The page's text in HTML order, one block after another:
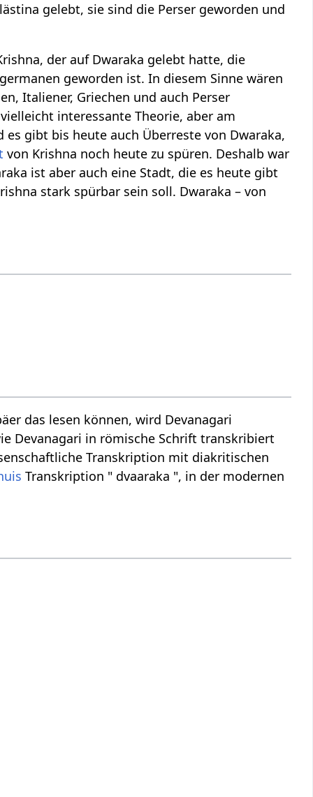
gelebt, sie sind die Perser geworden und
der auf Dwaraka gelebt hatte, die
geworden ist. In diesem Sinne wären
Italiener, Griechen und auch Perser
interessante Theorie, aber am
gibt bis heute auch Überreste von Dwaraka,
von Krishna noch heute zu spüren. Deshalb war
ist aber auch eine Stadt, die es heute gibt
stark spürbar sein soll. Dwaraka – von
das lesen können, wird Devanagari
Devanagari in römische Schrift transkribiert
Transkription mit diakritischen
Transkription " dvaaraka ", in der modernen